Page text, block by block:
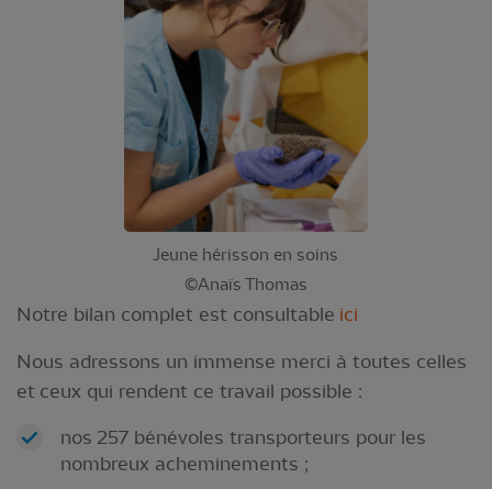
Jeune hérisson en soins
©Anaïs Thomas
Notre bilan complet est consultable ici
Nous adressons un immense merci à toutes celles
et ceux qui rendent ce travail possible :
nos 257 bénévoles transporteurs pour les
nombreux acheminements ;